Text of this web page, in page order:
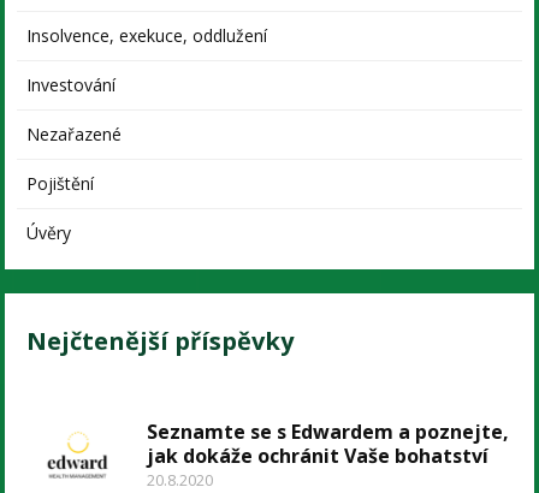
Insolvence, exekuce, oddlužení
Investování
Nezařazené
Pojištění
Úvěry
Nejčtenější příspěvky
Seznamte se s Edwardem a poznejte,
jak dokáže ochránit Vaše bohatství
20.8.2020